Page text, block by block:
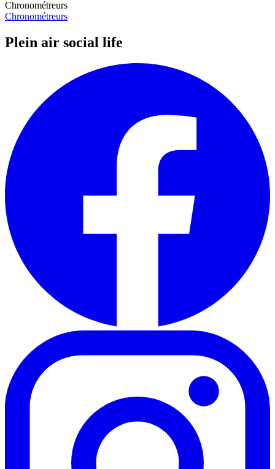
Chronométreurs
Chronométreurs
Plein air social life